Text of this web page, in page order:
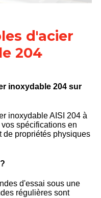
d'acier
204
inoxydable 204 sur
inoxydable AISI 204 à
spécifications en
de propriétés physiques
d'essai sous une
régulières sont